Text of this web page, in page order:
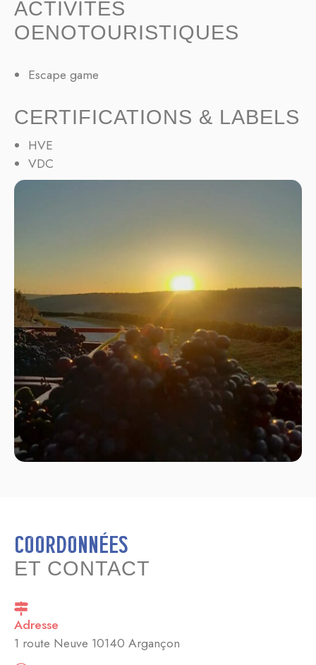
ACTIVITÉS
OENOTOURISTIQUES
Escape game
CERTIFICATIONS & LABELS
HVE
VDC
Coordonnées
ET CONTACT
Adresse
1 route Neuve 10140 Argançon